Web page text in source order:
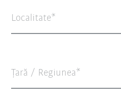
Localitate
Țară / Regiunea*